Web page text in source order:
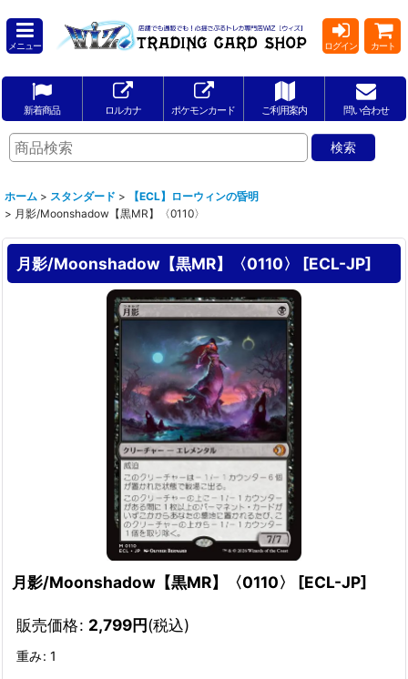
メニュー ログイン カート
新着商品 ロルカナ ポケモンカード ご利用案内 問い合わせ
ホーム > スタンダード >
【ECL】ローウィンの昏明
> 月影/Moonshadow【黒MR】〈0110〉
月影/Moonshadow【黒MR】〈0110〉 [ECL-JP]
月影/Moonshadow【黒MR】〈0110〉 [ECL-JP]
販売価格: 2,799円(税込)
重み: 1